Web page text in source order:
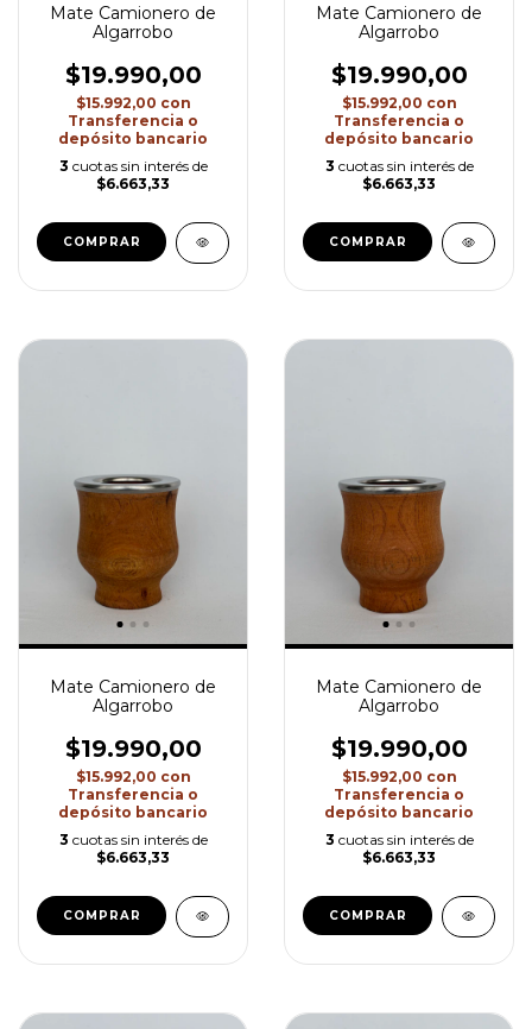
Mate Camionero de
Algarrobo
$19.990,00
$15.992,00 con
Transferencia o
depósito bancario
3 cuotas sin interés de
$6.663,33
COMPRAR
Mate Camionero de
Algarrobo
$19.990,00
$15.992,00 con
Transferencia o
depósito bancario
3 cuotas sin interés de
$6.663,33
COMPRAR
Mate Camionero de
Algarrobo
$19.990,00
$15.992,00 con
Transferencia o
depósito bancario
3 cuotas sin interés de
$6.663,33
COMPRAR
Mate Camionero de
Algarrobo
$19.990,00
$15.992,00 con
Transferencia o
depósito bancario
3 cuotas sin interés de
$6.663,33
COMPRAR